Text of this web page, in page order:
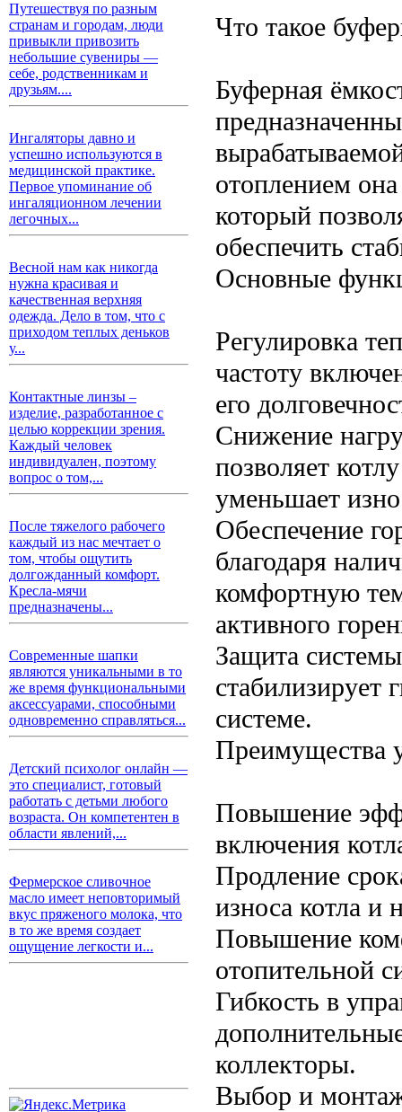
Путешествуя по разным
странам и городам, люди
привыкли привозить
небольшие сувениры —
себе, родственникам и
друзьям....
Ингаляторы давно и
успешно используются в
медицинской практике.
Первое упоминание об
ингаляционном лечении
легочных...
Весной нам как никогда
нужна красивая и
качественная верхняя
одежда. Дело в том, что с
приходом теплых деньков
у...
Контактные линзы –
изделие, разработанное с
целью коррекции зрения.
Каждый человек
индивидуален, поэтому
вопрос о том,...
После тяжелого рабочего
каждый из нас мечтает о
том, чтобы ощутить
долгожданный комфорт.
Кресла-мячи
предназначены...
Современные шапки
являются уникальными в то
же время функциональными
аксессуарами, способными
одновременно справляться...
Детский психолог онлайн —
это специалист, готовый
работать с детьми любого
возраста. Он компетентен в
области явлений,...
Фермерское сливочное
масло имеет неповторимый
вкус пряженого молока, что
в то же время создает
ощущение легкости и...
Что такое
Буферная
отоплением
который
обеспечить
Основные
Регулировка
частоту
его
Снижение
позволяет
уменьшает
Обеспечение
благодаря
комфортную
активного
Защита
стабилизирует
системе.
Преимущества
Повышение
включения
Продление
износа котла и
Повышение
отопительной
Гибкость в
коллекторы.
Выбор и